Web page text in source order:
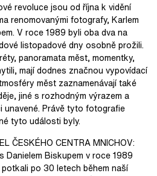
revoluce jsou od října k vidění
renomovanými fotografy, Karlem
V roce 1989 byli oba dva na
listopadové dny osobně prožili.
panoramata měst, momentky,
mají dodnes značnou vypovídací
měst zaznamenávají také
jiné s rozhodným výrazem a
Právě tyto fotografie
tyto události byly.
ČESKÉHO CENTRA MNICHOV:
Danielem Biskupem v roce 1989
po 30 letech během naší